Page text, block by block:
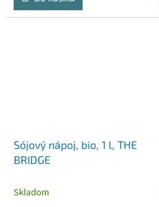
Sójový nápoj, bio, 1 l, THE
BRIDGE
Skladom